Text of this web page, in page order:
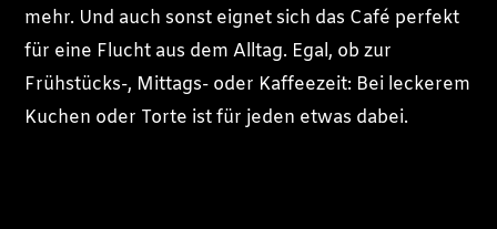
mehr. Und auch sonst eignet sich das Café perfekt
für eine Flucht aus dem Alltag. Egal, ob zur
Frühstücks-, Mittags- oder Kaffeezeit: Bei leckerem
Kuchen oder Torte ist für jeden etwas dabei.